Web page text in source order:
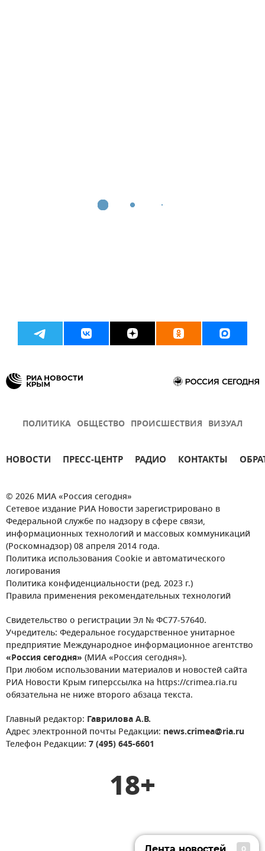
ПОЛИТИКА ОБЩЕСТВО ПРОИСШЕСТВИЯ ВИЗУАЛ
НОВОСТИ ПРЕСС-ЦЕНТР РАДИО КОНТАКТЫ
© 2026 МИА «Россия сегодня»
Сетевое издание РИА Новости зарегистрировано в
Федеральной службе по надзору в сфере связи,
информационных технологий и массовых коммуникаций
(Роскомнадзор) 08 апреля 2014 года.
Политика использования Cookie и автоматического
логирования
Политика конфиденциальности (ред. 2023 г.)
Правила применения рекомендательных технологий
Свидетельство о регистрации Эл № ФС77-57640.
Учредитель: Федеральное государственное унитарное
предприятие Международное информационное агентство
«Россия сегодня» (МИА «Россия сегодня»).
При любом использовании материалов и новостей сайта
РИА Новости Крым гиперссылка на https://crimea.ria.ru
обязательна не ниже второго абзаца текста.
Главный редактор: Гаврилова А.В.
Адрес электронной почты Редакции: news.crimea@ria.ru
Телефон Редакции: 7 (495) 645-6601
18+
0